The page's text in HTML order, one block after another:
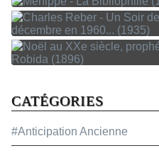
CATÉGORIES
#Anticipation Ancienne